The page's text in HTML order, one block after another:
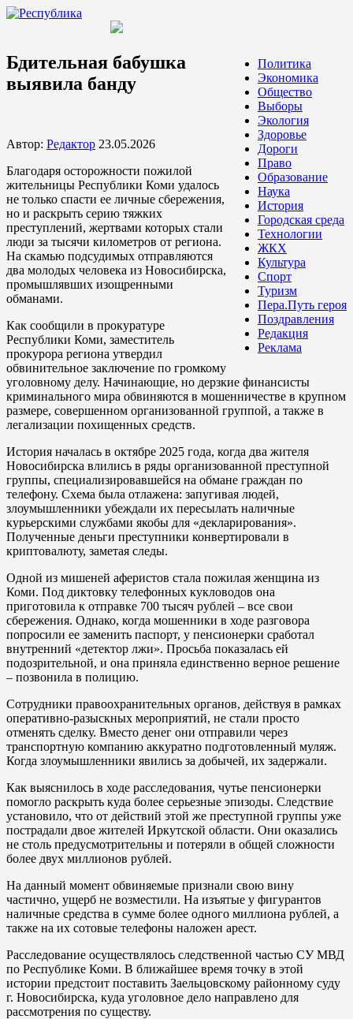
Политика
Экономика
Общество
Выборы
Экология
Здоровье
Дороги
Право
Образование
Наука
История
Городская среда
Технологии
ЖКХ
Культура
Спорт
Туризм
Пера.Путь героя
Поздравления
Редакция
Реклама
Бдительная бабушка
выявила банду
Автор: Редактор 23.05.2026
Благодаря осторожности пожилой
жительницы Республики Коми удалось
не только спасти ее личные сбережения,
но и раскрыть серию тяжких
преступлений, жертвами которых стали
люди за тысячи километров от региона.
На скамью подсудимых отправляются
два молодых человека из Новосибирска,
промышлявших изощренными
обманами.
Как сообщили в прокуратуре
Республики Коми, заместитель
прокурора региона утвердил
обвинительное заключение по громкому
уголовному делу. Начинающие, но дерзкие финансисты
криминального мира обвиняются в мошенничестве в крупном
размере, совершенном организованной группой, а также в
легализации похищенных средств.
История началась в октябре 2025 года, когда два жителя
Новосибирска влились в ряды организованной преступной
группы, специализировавшейся на обмане граждан по
телефону. Схема была отлажена: запугивая людей,
злоумышленники убеждали их пересылать наличные
курьерскими службами якобы для «декларирования».
Полученные деньги преступники конвертировали в
криптовалюту, заметая следы.
Одной из мишеней аферистов стала пожилая женщина из
Коми. Под диктовку телефонных кукловодов она
приготовила к отправке 700 тысяч рублей – все свои
сбережения. Однако, когда мошенники в ходе разговора
попросили ее заменить паспорт, у пенсионерки сработал
внутренний «детектор лжи». Просьба показалась ей
подозрительной, и она приняла единственно верное решение
– позвонила в полицию.
Сотрудники правоохранительных органов, действуя в рамках
оперативно-разыскных мероприятий, не стали просто
отменять сделку. Вместо денег они отправили через
транспортную компанию аккуратно подготовленный муляж.
Когда злоумышленники явились за добычей, их задержали.
Как выяснилось в ходе расследования, чутье пенсионерки
помогло раскрыть куда более серьезные эпизоды. Следствие
установило, что от действий этой же преступной группы уже
пострадали двое жителей Иркутской области. Они оказались
не столь предусмотрительны и потеряли в общей сложности
более двух миллионов рублей.
На данный момент обвиняемые признали свою вину
частично, ущерб не возместили. На изъятые у фигурантов
наличные средства в сумме более одного миллиона рублей, а
также на их сотовые телефоны наложен арест.
Расследование осуществлялось следственной частью СУ МВД
по Республике Коми. В ближайшее время точку в этой
истории предстоит поставить Заельцовскому районному суду
г. Новосибирска, куда уголовное дело направлено для
рассмотрения по существу.